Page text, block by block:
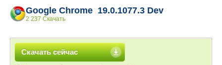
Google Chrome 19.0.1077.3 Dev
2 237 Скачать
Скачать сейчас